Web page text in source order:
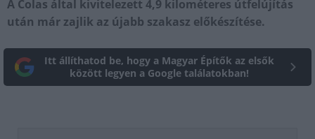
A Colas által kivitelezett 4,9 kilométeres útfelújítás
után már zajlik az újabb szakasz előkészítése.
Itt állíthatod be, hogy a Magyar Építők az elsők
között legyen a Google találatokban!